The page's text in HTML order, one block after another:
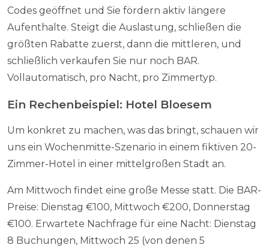
Codes geöffnet und Sie fördern aktiv längere
Aufenthalte. Steigt die Auslastung, schließen die
größten Rabatte zuerst, dann die mittleren, und
schließlich verkaufen Sie nur noch BAR.
Vollautomatisch, pro Nacht, pro Zimmertyp.
Ein Rechenbeispiel: Hotel Bloesem
Um konkret zu machen, was das bringt, schauen wir
uns ein Wochenmitte-Szenario in einem fiktiven 20-
Zimmer-Hotel in einer mittelgroßen Stadt an.
Am Mittwoch findet eine große Messe statt. Die BAR-
Preise: Dienstag €100, Mittwoch €200, Donnerstag
€100. Erwartete Nachfrage für eine Nacht: Dienstag
8 Buchungen, Mittwoch 25 (von denen 5